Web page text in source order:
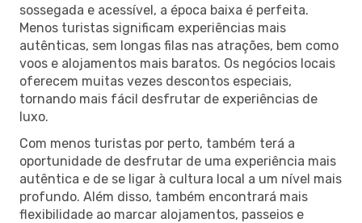
sossegada e acessível, a época baixa é perfeita.
Menos turistas significam experiências mais
autênticas, sem longas filas nas atrações, bem como
voos e alojamentos mais baratos. Os negócios locais
oferecem muitas vezes descontos especiais,
tornando mais fácil desfrutar de experiências de
luxo.
Com menos turistas por perto, também terá a
oportunidade de desfrutar de uma experiência mais
autêntica e de se ligar à cultura local a um nível mais
profundo. Além disso, também encontrará mais
flexibilidade ao marcar alojamentos, passeios e